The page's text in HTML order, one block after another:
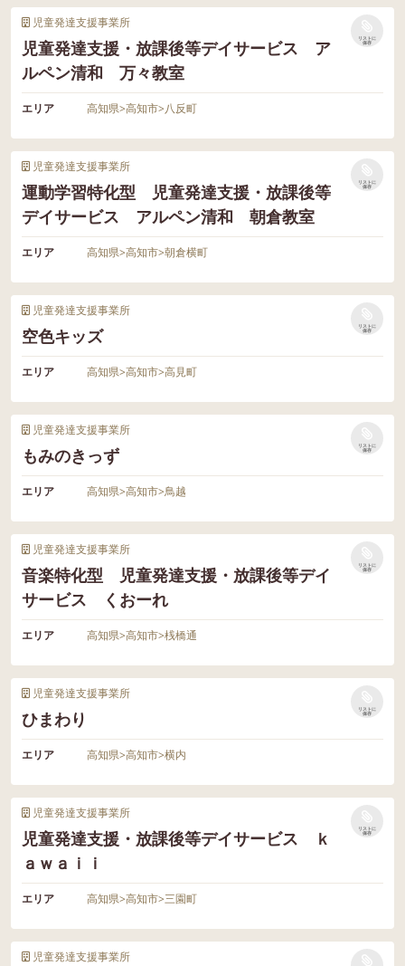
児童発達支援事業所
児童発達支援・放課後等デイサービス ア
ルペン清和 万々教室
リストに
保存
エリア 高知県>高知市>八反町
児童発達支援事業所
運動学習特化型 児童発達支援・放課後等
デイサービス アルペン清和 朝倉教室
リストに
保存
エリア 高知県>高知市>朝倉横町
児童発達支援事業所
空色キッズ
リストに
保存
エリア 高知県>高知市>高見町
児童発達支援事業所
もみのきっず
リストに
保存
エリア 高知県>高知市>鳥越
児童発達支援事業所
音楽特化型 児童発達支援・放課後等デイ
サービス くおーれ
リストに
保存
エリア 高知県>高知市>桟橋通
児童発達支援事業所
ひまわり
リストに
保存
エリア 高知県>高知市>横内
児童発達支援事業所
児童発達支援・放課後等デイサービス ｋ
ａｗａｉｉ
リストに
保存
エリア 高知県>高知市>三園町
児童発達支援事業所